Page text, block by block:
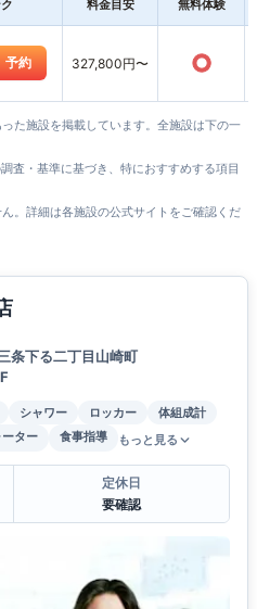
料金目安 無料体験
予約 327,800円〜 ○
た施設を掲載しています。全施設は下の一
査・基準に基づき、特におすすめする項目
。詳細は各施設の公式サイトをご確認くだ
条下る二丁目山崎町
シャワー ロッカー
体組成計
ーター 食事指導 もっと見る
定休日
要確認